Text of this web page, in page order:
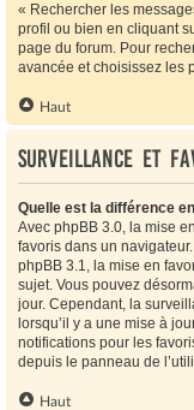
« Rechercher les
profil ou bien en cliquant
page du forum. Pour
avancée et choisissez les
Haut
Surveillance et
Quelle est la différence
Avec phpBB 3.0, la mise
favoris dans un
phpBB 3.1, la mise en
sujet. Vous pouvez
jour. Cependant, la
lorsqu’il y a une mise à
notifications pour les
depuis le panneau de
Haut